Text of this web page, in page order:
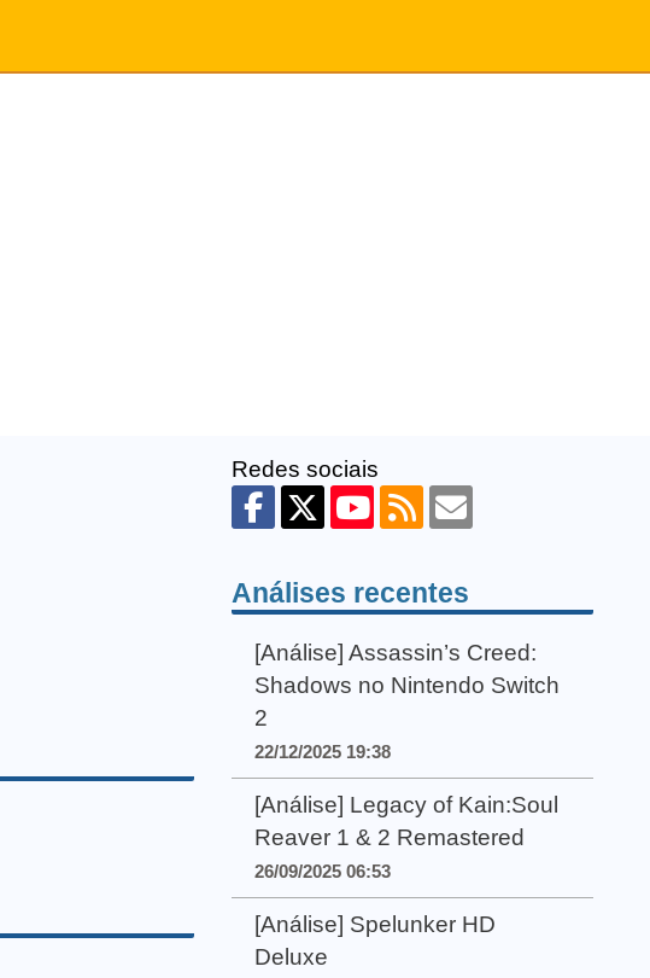
Redes sociais
Análises recentes
[Análise] Assassin’s Creed:
Shadows no Nintendo Switch
2
22/12/2025 19:38
[Análise] Legacy of Kain:Soul
Reaver 1 & 2 Remastered
26/09/2025 06:53
[Análise] Spelunker HD
Deluxe